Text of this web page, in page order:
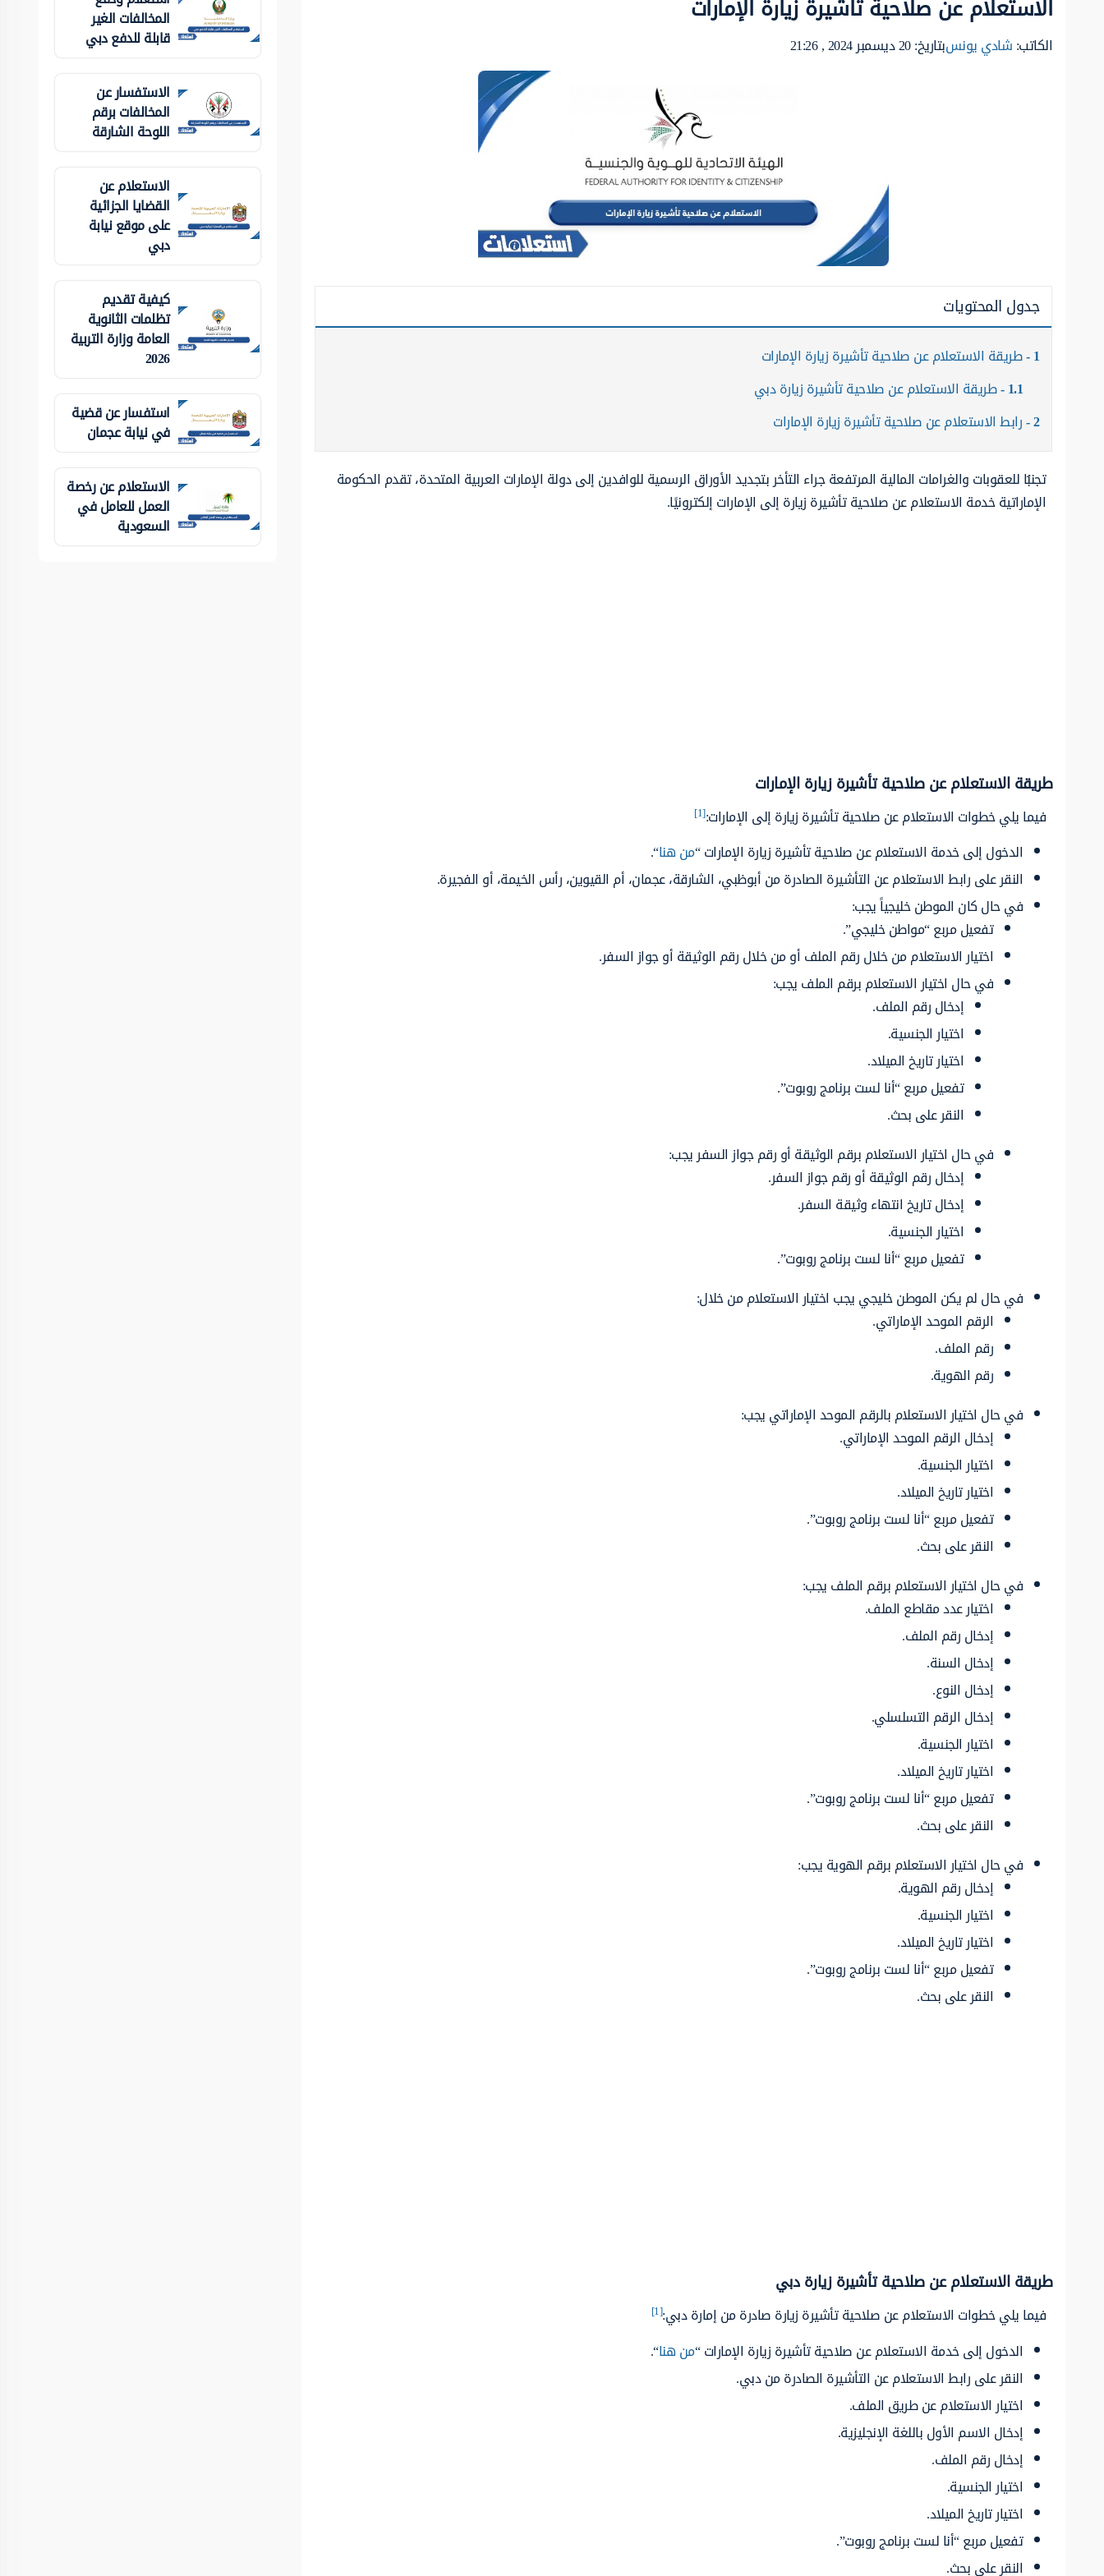
الاستعلام عن صلاحية تأشيرة زيارة الإمارات
الكاتب:شادي يونسبتاريخ: 20 ديسمبر 2024 , 21:26
جدول المحتويات
1 طريقة الاستعلام عن صلاحية تأشيرة زيارة الإمارات
1.1 طريقة الاستعلام عن صلاحية تأشيرة زيارة دبي
2 رابط الاستعلام عن صلاحية تأشيرة زيارة الإمارات
تجنبُا للعقوبات والغرامات المالية المرتفعة جراء التأخر بتجديد الأوراق الرسمية للوافدين إلى دولة الإمارات العربية المتحدة، تقدم الحكومة
الإماراتية خدمة الاستعلام عن صلاحية تأشيرة زيارة إلى الإمارات إلكترونيًا.
طريقة الاستعلام عن صلاحية تأشيرة زيارة الإمارات
فيما يلي خطوات الاستعلام عن صلاحية تأشيرة زيارة إلى الإمارات:[1]
الدخول إلى خدمة الاستعلام عن صلاحية تأشيرة زيارة الإمارات “من هنا“.
النقر على رابط الاستعلام عن التأشيرة الصادرة من أبوظبي، الشارقة، عجمان، أم القيوين، رأس الخيمة، أو الفجيرة.
في حال كان الموطن خليجياً يجب:
تفعيل مربع “مواطن خليجي”.
اختيار الاستعلام من خلال رقم الملف أو من خلال رقم الوثيقة أو جواز السفر.
في حال اختيار الاستعلام برقم الملف يجب:
إدخال رقم الملف.
اختيار الجنسية.
اختيار تاريخ الميلاد.
تفعيل مربع “أنا لست برنامج روبوت”.
النقر على بحث.
في حال اختيار الاستعلام برقم الوثيقة أو رقم جواز السفر يجب:
إدخال رقم الوثيقة أو رقم جواز السفر.
إدخال تاريخ انتهاء وثيقة السفر.
اختيار الجنسية.
تفعيل مربع “أنا لست برنامج روبوت”.
في حال لم يكن الموطن خليجي يجب اختيار الاستعلام من خلال:
الرقم الموحد الإماراتي.
رقم الملف.
رقم الهوية.
في حال اختيار الاستعلام بالرقم الموحد الإماراتي يجب:
إدخال الرقم الموحد الإماراتي.
اختيار الجنسية.
اختيار تاريخ الميلاد.
تفعيل مربع “أنا لست برنامج روبوت”.
النقر على بحث.
في حال اختيار الاستعلام برقم الملف يجب:
اختيار عدد مقاطع الملف.
إدخال رقم الملف.
إدخال السنة.
إدخال النوع.
إدخال الرقم التسلسلي.
اختيار الجنسية.
اختيار تاريخ الميلاد.
تفعيل مربع “أنا لست برنامج روبوت”.
النقر على بحث.
في حال اختيار الاستعلام برقم الهوية يجب:
إدخال رقم الهوية.
اختيار الجنسية.
اختيار تاريخ الميلاد.
تفعيل مربع “أنا لست برنامج روبوت”.
النقر على بحث.
طريقة الاستعلام عن صلاحية تأشيرة زيارة دبي
فيما يلي خطوات الاستعلام عن صلاحية تأشيرة زيارة صادرة من إمارة دبي:[1]
الدخول إلى خدمة الاستعلام عن صلاحية تأشيرة زيارة الإمارات “من هنا“.
النقر على رابط الاستعلام عن التأشيرة الصادرة من دبي.
اختيار الاستعلام عن طريق الملف.
إدخال الاسم الأول باللغة الإنجليزية.
إدخال رقم الملف.
اختيار الجنسية.
اختيار تاريخ الميلاد.
تفعيل مربع “أنا لست برنامج روبوت”.
النقر على بحث.
المخالفات الغير
قابلة للدفع دبي
الاستفسار عن
المخالفات برقم
اللوحة الشارقة
الاستعلام عن
القضايا الجزائية
على موقع نيابة
دبي
كيفية تقديم
تظلمات الثانوية
العامة وزارة التربية
2026
استفسار عن قضية
في نيابة عجمان
الاستعلام عن رخصة
العمل للعامل في
السعودية